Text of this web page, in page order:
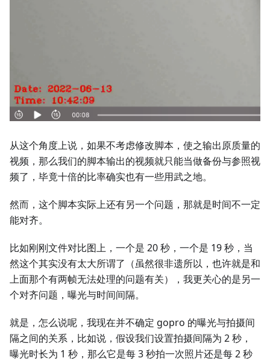
从这个角度上说，如果不考虑修改脚本，使之输出原质量的
视频，那么我们的脚本输出的视频就只能当做备份与参照视
频了，毕竟十倍的比率确实也有一些用武之地。
然而，这个脚本实际上还有另一个问题，那就是时间不一定
能对齐。
比如刚刚文件对比图上，一个是 20 秒，一个是 19 秒，当
然这个其实没有太大所谓了（虽然很非遗所以，也许就是和
上面那个有两帧无法处理的问题有关），我更关心的是另一
个对齐问题，曝光与时间间隔。
就是，怎么说呢，我现在并不确定 gopro 的曝光与拍摄间
隔之间的关系，比如说，假设我们设置拍摄间隔为 2 秒，
曝光时长为 1 秒，那么它是每 3 秒拍一次照片还是每 2 秒